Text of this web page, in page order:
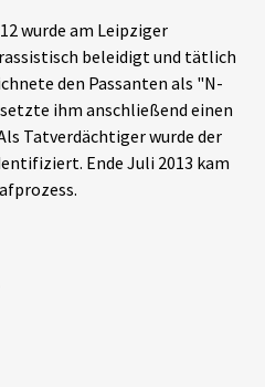
wurde am Leipziger
beleidigt und tätlich
den Passanten als "N-
ihm anschließend einen
Tatverdächtiger wurde der
Ende Juli 2013 kam